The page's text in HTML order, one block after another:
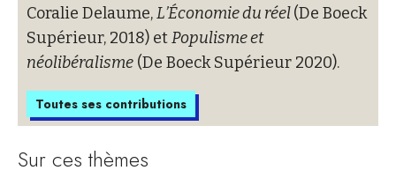
Coralie Delaume,L’Économie du réel(De Boeck
Supérieur, 2018) etPopulisme et
néolibéralisme (De Boeck Supérieur 2020).
Toutes ses contributions
Sur ces thèmes